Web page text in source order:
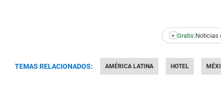
+ Gratis:Noticias
TEMAS RELACIONADOS: AMÉRICA LATINA HOTEL